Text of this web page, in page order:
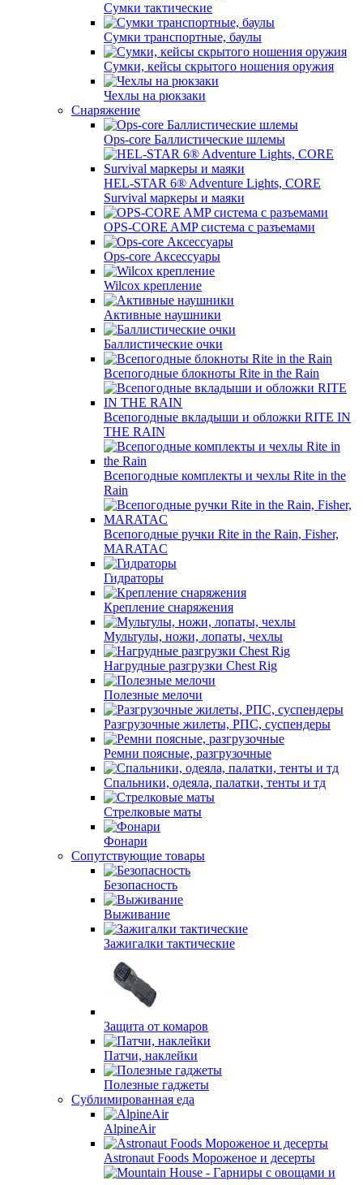
Сумки тактические
Сумки транспортные, баулы
Сумки, кейсы скрытого ношения оружия
Чехлы на рюкзаки
Снаряжение
Ops-core Баллистические шлемы
HEL-STAR 6® Adventure Lights, CORE
Survival маркеры и маяки
OPS-CORE AMP система с разъемами
Ops-core Аксессуары
Wilсох крепление
Активные наушники
Баллистические очки
Всепогодные блокноты Rite in the Rain
Всепогодные вкладыши и обложки RITE IN
THE RAIN
Всепогодные комплекты и чехлы Rite in the
Rain
Всепогодные ручки Rite in the Rain, Fisher,
MARATAC
Гидраторы
Крепление снаряжения
Мультулы, ножи, лопаты, чехлы
Нагрудные разгрузки Chest Rig
Полезные мелочи
Разгрузочные жилеты, РПС, суспендеры
Ремни поясные, разгрузочные
Спальники, одеяла, палатки, тенты и тд
Стрелковые маты
Фонари
Сопутствующие товары
Безопасность
Выживание
Зажигалки тактические
Защита от комаров
Патчи, наклейки
Полезные гаджеты
Сублимированная еда
AlpineAir
Astronaut Foods Мороженое и десерты